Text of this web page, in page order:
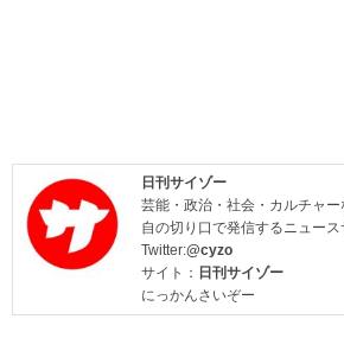
日刊サイゾー
芸能・政治・社会・カルチャ
自の切り口で発信するニュース
Twitter:@cyzo
サイト： 日刊サイゾー
にっかんさいぞー